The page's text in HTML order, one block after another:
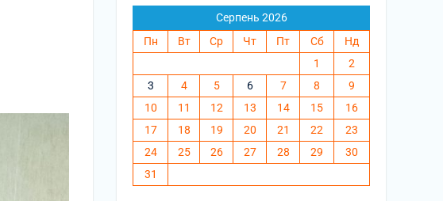
Серпень 2026
Пн
Вт Ср Чт Пт Сб
Нд
1
2
3
4 5 6 7 8
9
10
11 12 13 14 15
16
17
18 19 20 21 22
23
24
25 26 27 28 29
30
31